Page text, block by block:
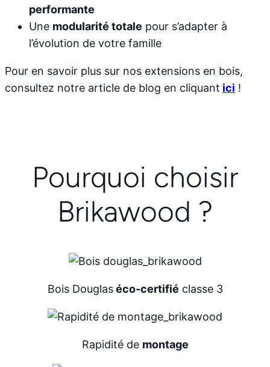
performante
Une modularité totale pour s’adapter à
l’évolution de votre famille
Pour en savoir plus sur nos extensions en bois,
consultez notre article de blog en cliquant ici !
Pourquoi choisir
Brikawood ?
Bois Douglaséco-certifié classe 3
Rapidité de montage